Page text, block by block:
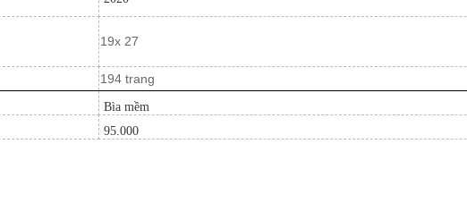
19x 27
194 trang
Bìa mềm
95.000